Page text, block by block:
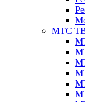
МТС ТВ